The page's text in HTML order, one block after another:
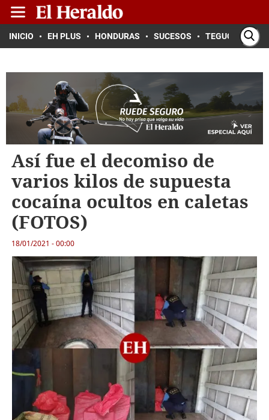
INICIO EH PLUS HONDURAS SUCESOS TEGUCIGALPA
Así fue el decomiso de
varios kilos de supuesta
cocaína ocultos en caletas
(FOTOS)
18/01/2021 - 00:00